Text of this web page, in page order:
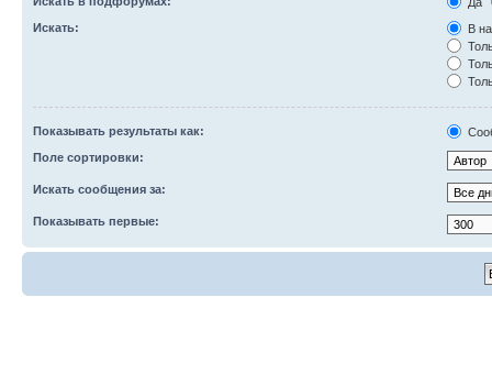
Искать:
В
Показывать результаты как:
Поле сортировки:
Искать сообщения за:
Показывать первые: